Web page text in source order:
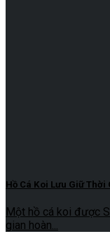
Hồ Cá Koi Lưu Giữ Thời
Một hồ cá koi được
gian hoàn...